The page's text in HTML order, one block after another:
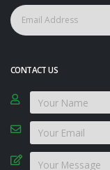
CONTACT US